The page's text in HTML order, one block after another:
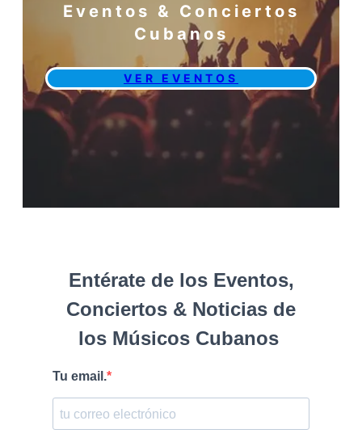
Eventos & Conciertos
Cubanos
VER EVENTOS
Entérate de los Eventos,
Conciertos & Noticias de
los Músicos Cubanos
Tu email.